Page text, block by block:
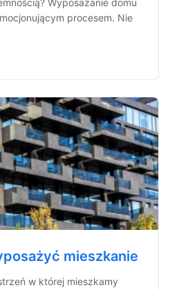
Wyposażanie domu
procesem. Nie
mieszkanie
w której mieszkamy